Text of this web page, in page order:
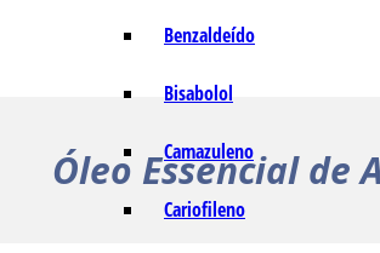
Benzaldeído
Bisabolol
Camazuleno
Cariofileno
Óleo Essencial de